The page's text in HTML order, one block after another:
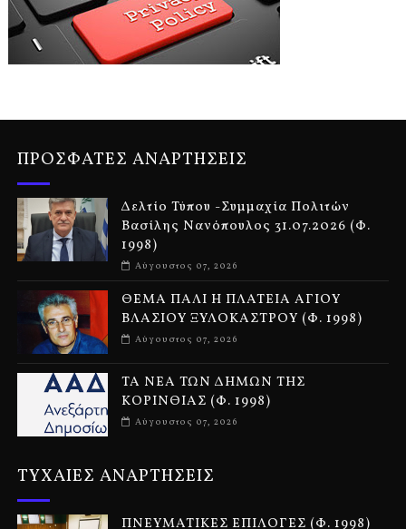
ΠΡΟΣΦΑΤΕΣ ΑΝΑΡΤΗΣΕΙΣ
Δελτίο Τύπου -Συμμαχία Πολιτών
Βασίλης Νανόπουλος 31.07.2026 (Φ.
1998)
Αύγουστος 07, 2026
ΘΕΜΑ ΠΑΛΙ Η ΠΛΑΤΕΙΑ ΑΓΙΟΥ
ΒΛΑΣΙΟΥ ΞΥΛΟΚΑΣΤΡΟΥ (Φ. 1998)
Αύγουστος 07, 2026
ΤΑ ΝΕΑ ΤΩΝ ΔΗΜΩΝ ΤΗΣ
ΚΟΡΙΝΘΙΑΣ (Φ. 1998)
Αύγουστος 07, 2026
ΤΥΧΑΙΕΣ ΑΝΑΡΤΗΣΕΙΣ
ΠΝΕΥΜΑΤΙΚΕΣ ΕΠΙΛΟΓΕΣ (Φ. 1998)